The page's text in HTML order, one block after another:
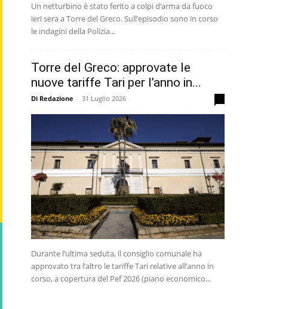
Un netturbino è stato ferito a colpi d’arma da fuoco
ieri sera a Torre del Greco. Sull’episodio sono in corso
le indagini della Polizia...
Torre del Greco: approvate le
nuove tariffe Tari per l’anno in...
Di Redazione - 31 Luglio 2026
Durante l’ultima seduta, il consiglio comunale ha
approvato tra l’altro le tariffe Tari relative all’anno in
corso, a copertura del Pef 2026 (piano economico...